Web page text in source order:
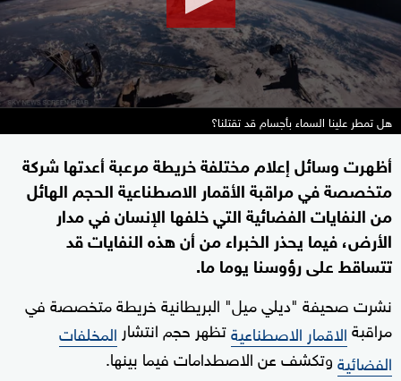
هل تمطر علينا السماء بأجسام قد تقتلنا؟
أظهرت وسائل إعلام مختلفة خريطة مرعبة أعدتها شركة
متخصصة في مراقبة الأقمار الاصطناعية الحجم الهائل
من النفايات الفضائية التي خلفها الإنسان في مدار
الأرض، فيما يحذر الخبراء من أن هذه النفايات قد
تتساقط على رؤوسنا يوما ما.
نشرت صحيفة "ديلي ميل" البريطانية خريطة متخصصة في
مراقبةالاقمار الاصطناعيةتظهر حجم انتشار المخلفات
الفضائيةوتكشف عن الاصطدامات فيما بينها.